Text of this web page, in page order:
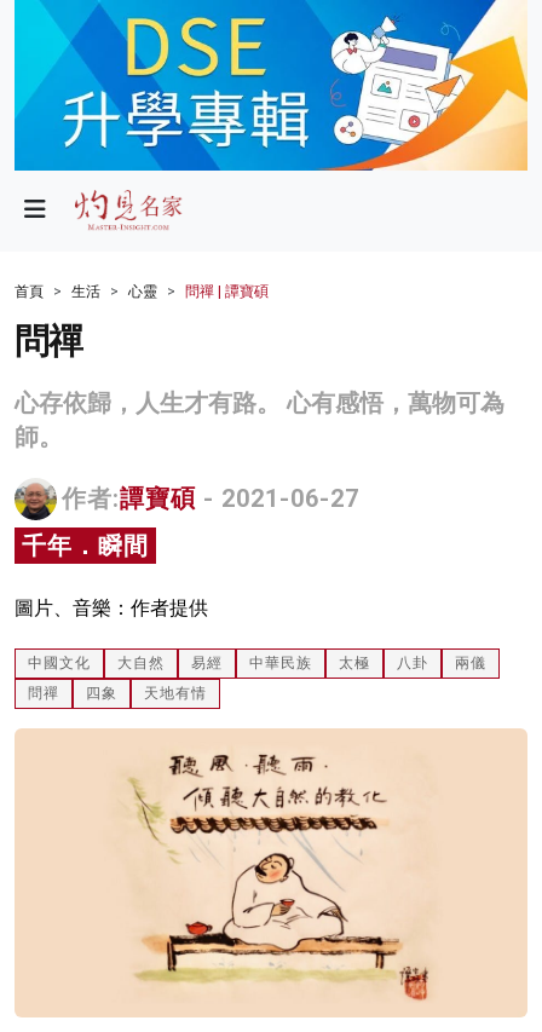
政局
財經
生活
科技
影片
灼見活動
關於我們
首頁 生活 心靈 問禪 | 譚寶碩
問禪
心存依歸，人生才有路。 心有感悟，萬物可為
師。
作者:譚寶碩 - 2021-06-27
千年．瞬間
圖片、音樂：作者提供
中國文化 大自然 易經 中華民族 太極 八卦
兩儀
問禪
四象 天地有情